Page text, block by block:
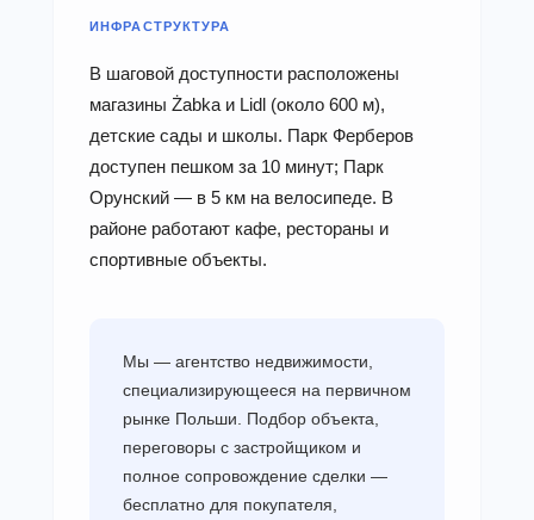
ИНФРАСТРУКТУРА
В шаговой доступности расположены
магазины Żabka и Lidl (около 600 м),
детские сады и школы. Парк Ферберов
доступен пешком за 10 минут; Парк
Орунский — в 5 км на велосипеде. В
районе работают кафе, рестораны и
спортивные объекты.
Мы — агентство недвижимости,
специализирующееся на первичном
рынке Польши. Подбор объекта,
переговоры с застройщиком и
полное сопровождение сделки —
бесплатно для покупателя,